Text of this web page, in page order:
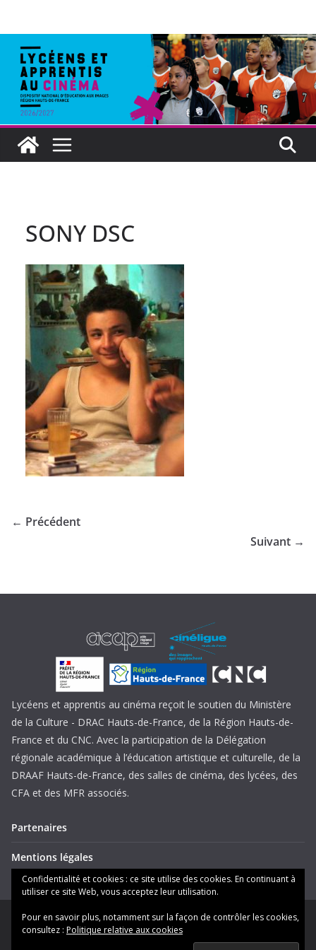
SONY DSC
← Précédent
Suivant →
Lycéens et apprentis au cinéma reçoit le soutien du Ministère
de la Culture - DRAC Hauts-de-France, de la Région Hauts-de-
France et du CNC. Avec la participation de la Délégation
régionale académique à l’éducation artistique et culturelle, de la
DRAAF Hauts-de-France, des salles de cinéma, des lycées, des
CFA et des MFR associés.
Partenaires
Mentions légales
Copyright © 2026 Lycéens et apprentis au cinéma Hauts-de-
. Tous droits réservés.
Confidentialité et cookies : ce site utilise des cookies. En continuant à
utiliser ce site Web, vous acceptez leur utilisation.
Pour en savoir plus, notamment sur la façon de contrôler les cookies,
consultez : Politique relative aux cookies